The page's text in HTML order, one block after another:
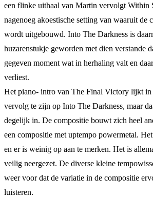
een flinke uithaal van Martin vervolgt Within
nagenoeg akoestische setting van waaruit de
wordt uitgebouwd. Into The Darkness is
huzarenstukje geworden met dien verstande
gegeven moment wat in herhaling valt en
verliest.
Het piano- intro van The Final Victory lijkt in
vervolg te zijn op Into The Darkness, maar
degelijk in. De compositie bouwt zich heel
een compositie met uptempo powermetal.
en er is weinig op aan te merken. Het is
veilig neergezet. De diverse kleine
weer voor dat de variatie in de compositie
luisteren.